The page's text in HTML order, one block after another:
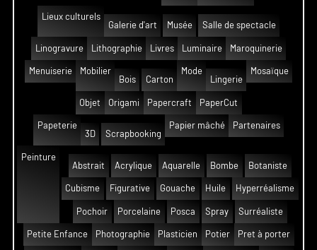
Lieux culturels
Galerie d'art
Musée Salle de spectacle
Linogravure Lithographie Livres Luminaire Maroquinerie
Menuiserie
Mobilier
Bois
Carton
Mode
Lingerie
Mosaïque
Objet Origami Papercraft PaperCut
Papeterie
3D
Scrapbooking
Papier mâché Partenaires
Peinture
Abstrait
Acrylique Aquarelle Bombe Botaniste
Cubisme Figurative Gouache Huile Hyperréalisme
Pochoir Porcelaine Posca Spray Surréaliste
Petite Enfance Photographie Plasticien Potier Pret à porter